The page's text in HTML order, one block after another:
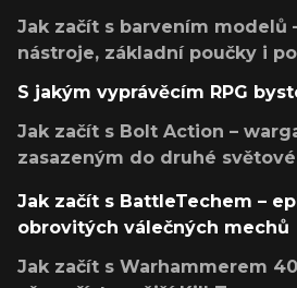
Jak začít s barvením modelů
nástroje, základní poučky i
S jakým vyprávěcím RPG
Jak začít s Bolt Action –
zasazeným do druhé
Jak začít s BattleTechem –
obrovitých válečných mechů
Jak začít s Warhammerem